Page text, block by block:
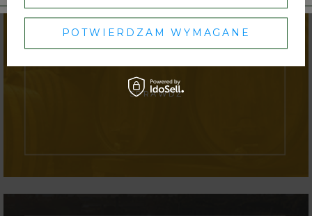
HURT DOM WINA
SPRAWDŹ
POTWIERDZAM WYMAGANE